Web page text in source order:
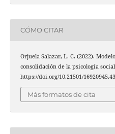
CÓMO CITAR
Orjuela Salazar, L. C. (2022).
consolidación de la psicología
https://doi.org/10.21501/
Más formatos de cita